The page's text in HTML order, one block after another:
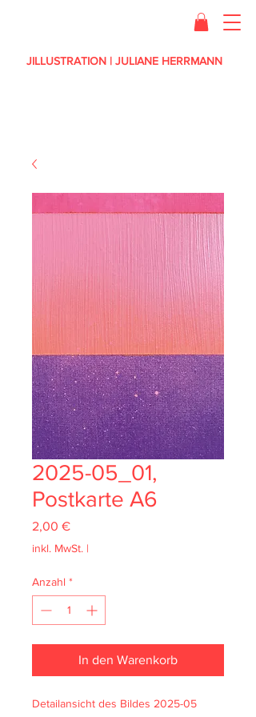
JILLUSTRATION | JULIANE HERRMANN
2025-05_01,
Postkarte A6
2,00 €Preis
inkl. MwSt. |
Anzahl *
In den Warenkorb
Detailansicht des Bildes 2025-05